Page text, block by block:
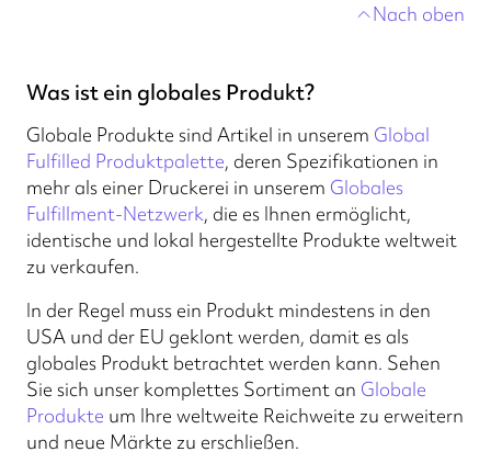
Nach oben
Was ist ein globales Produkt?
Globale Produkte sind Artikel in unserem Global
Fulfilled Produktpalette, deren Spezifikationen in
mehr als einer Druckerei in unserem Globales
Fulfillment-Netzwerk, die es Ihnen ermöglicht,
identische und lokal hergestellte Produkte weltweit
zu verkaufen.
In der Regel muss ein Produkt mindestens in den
USA und der EU geklont werden, damit es als
globales Produkt betrachtet werden kann. Sehen
Sie sich unser komplettes Sortiment an Globale
Produkte um Ihre weltweite Reichweite zu erweitern
und neue Märkte zu erschließen.